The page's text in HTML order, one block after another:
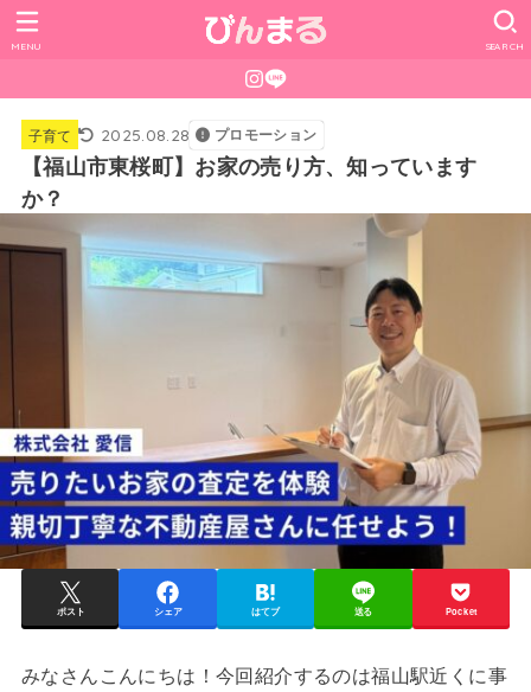
SEARCH
MENU
子育て 2025.08.28 プロモーション
【福山市東桜町】お家の売り方、知っています
か？
ポスト シェア はてブ 送る Pocket
みなさんこんにちは！今回紹介するのは福山駅近くに事